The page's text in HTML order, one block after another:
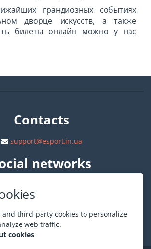
and third-party cookies to personalize
web traffic.
cookies
грандиозных событиях
дворце искусств, а также
билеты онлайн можно у нас
Contacts
support@esport.in.ua
networks
ESPORT